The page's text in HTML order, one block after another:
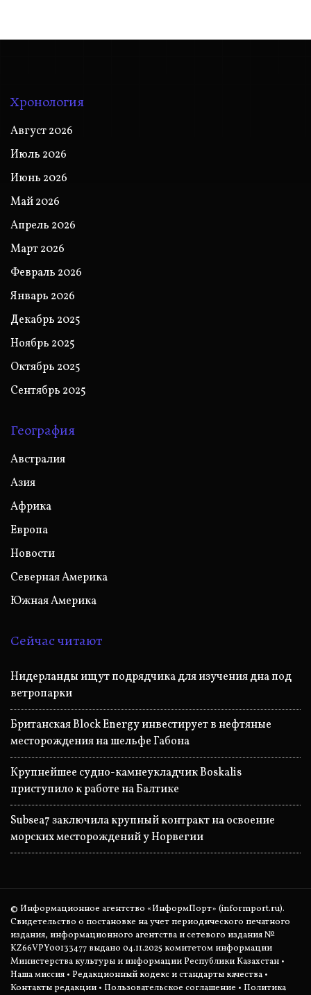
Хронология
Август 2026
Июль 2026
Июнь 2026
Май 2026
Апрель 2026
Март 2026
Февраль 2026
Январь 2026
Декабрь 2025
Ноябрь 2025
Октябрь 2025
Сентябрь 2025
География
Австралия
Азия
Африка
Европа
Новости
Северная Америка
Южная Америка
Сейчас читают
Нидерланды ищут подрядчика для изучения дна под
ветропарки
Британская Block Energy инвестирует в нефтяные
месторождения на шельфе Габона
Крупнейшее судно-камнеукладчик Boskalis
приступило к работе на Балтике
Subsea7 заключила крупный контракт на освоение
морских месторождений у Норвегии
© Информационное агентство «ИнформПорт» (informport.ru).
Свидетельство о постановке на учет периодического печатного
издания, информационного агентства и сетевого издания №
KZ66VPY00133477 выдано 04.11.2025 комитетом информации
Министерства культуры и информации Республики Казахстан •
Наша миссия • Редакционный кодекс и стандарты качества •
Контакты редакции • Пользовательское соглашение • Политика